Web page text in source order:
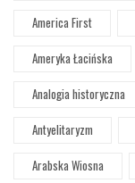
America First
Ameryka Łacińska
Analogia historyczna
Antyelitaryzm
Arabska Wiosna